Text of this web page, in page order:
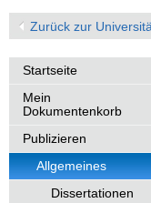
Zurück zur
Startseite
Mein
Dokumentenkorb
Publizieren
Allgemeines
Dissertationen